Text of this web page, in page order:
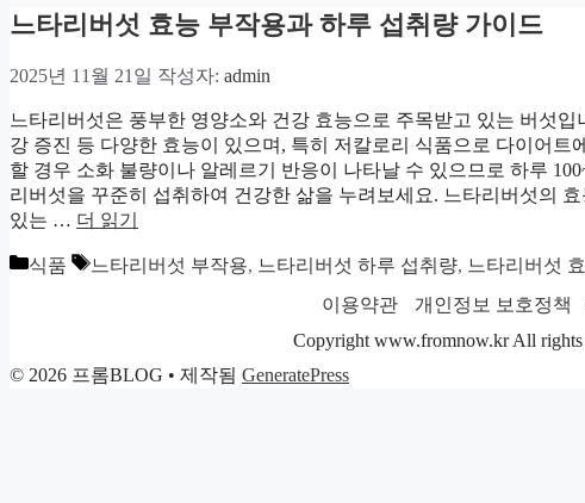
느타리버섯 효능 부작용과 하루 섭취량 가이드
2025년 11월 21일 작성자: admin
느타리버섯은 풍부한 영양소와 건강 효능으로 주목받고 있는 버섯
강 증진 등 다양한 효능이 있으며, 특히 저칼로리 식품으로 다이어트
할 경우 소화 불량이나 알레르기 반응이 나타날 수 있으므로 하루
리버섯을 꾸준히 섭취하여 건강한 삶을 누려보세요. 느타리버섯의
있는 … 더 읽기
카
식품
태
느타리버섯 부작용, 느타리버섯 하루 섭취량, 느타리버섯
이용약관
개인정보 보호정책
Copyright www.fromnow.kr All rights
© 2026 프롬BLOG • 제작됨 GeneratePress